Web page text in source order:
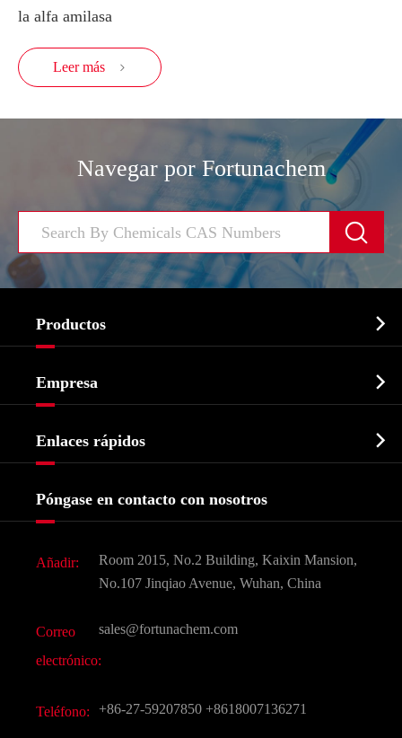
la alfa amilasa
Leer más 
Navegar por Fortunachem

Productos 
Bioquímico
Agroquímicos e intermedios
Ingredientes Cosméticos
Sabores y fragancias
CAS químico
Todos los productos químicos finos
Empresa 
Historia de la empresa
Enlaces rápidos 
Preguntas frecuentes (FAQ)
Póngase en contacto con nosotros
Añadir:
Room 2015, No.2 Building, Kaixin Mansion,
No.107 Jinqiao Avenue, Wuhan, China
Correo
electrónico:
sales@fortunachem.com
Teléfono: +86-27-59207850 +8618007136271